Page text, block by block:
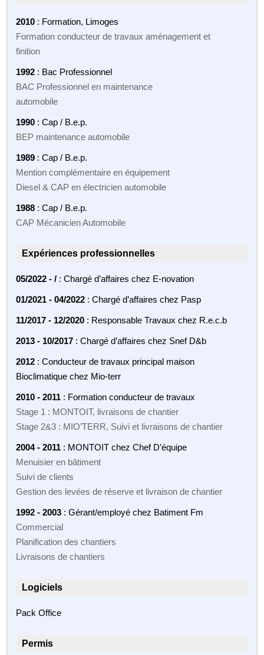
2010 : Formation, Limoges
Formation conducteur de travaux aménagement et
finition
1992 : Bac Professionnel
BAC Professionnel en maintenance
automobile
1990 : Cap / B.e.p.
BEP maintenance automobile
1989 : Cap / B.e.p.
Mention complémentaire en équipement
Diesel & CAP en électricien automobile
1988 : Cap / B.e.p.
CAP Mécanicien Automobile
Expériences professionnelles
05/2022 - / : Chargé d’affaires chez E-novation
01/2021 - 04/2022 : Chargé d’affaires chez Pasp
11/2017 - 12/2020 : Responsable Travaux chez R.e.c.b
2013 - 10/2017 : Chargé d’affaires chez Snef D&b
2012 : Conducteur de travaux principal maison
Bioclimatique chez Mio-terr
2010 - 2011 : Formation conducteur de travaux
Stage 1 : MONTOIT, livraisons de chantier
Stage 2&3 : MIO’TERR, Suivi et livraisons de chantier
2004 - 2011 : MONTOIT chez Chef D’équipe
Menuisier en bâtiment
Suivi de clients
Gestion des levées de réserve et livraison de chantier
1992 - 2003 : Gérant/employé chez Batiment Fm
Commercial
Planification des chantiers
Livraisons de chantiers
Logiciels
Pack Office
Permis